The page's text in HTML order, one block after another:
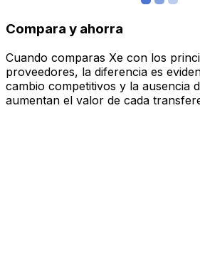
Compara y ahorra
Cuando comparas Xe con los
proveedores, la diferencia es
cambio competitivos y la ausencia
aumentan el valor de cada